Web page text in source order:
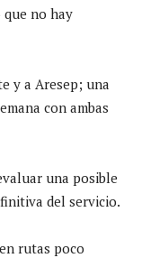
no hay
y a Aresep; una
con ambas
una posible
del servicio.
rutas poco